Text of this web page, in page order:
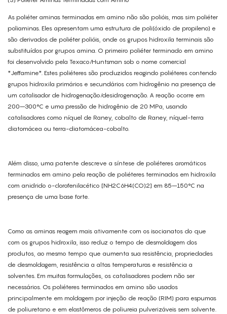
As poliéter aminas terminadas em amino não são polióis, mas sim poliéter
poliaminas. Eles apresentam uma estrutura de poli(óxido de propileno) e
são derivados de poliéter polióis, onde os grupos hidroxila terminais são
substituídos por grupos amina. O primeiro poliéter terminado em amino
foi desenvolvido pela Texaco/Huntsman sob o nome comercial
*Jeffamine*. Estes poliéteres são produzidos reagindo poliéteres contendo
grupos hidroxila primários e secundários com hidrogênio na presença de
um catalisador de hidrogenação/desidrogenação. A reação ocorre em
200–300°C e uma pressão de hidrogênio de 20 MPa, usando
catalisadores como níquel de Raney, cobalto de Raney, níquel-terra
diatomácea ou terra-diatomácea-cobalto.
Além disso, uma patente descreve a síntese de poliéteres aromáticos
terminados em amino pela reação de poliéteres terminados em hidroxila
com anidrido o-clorofenilacético [NH2C6H4(CO)2] em 85–150°C na
presença de uma base forte.
Como as aminas reagem mais ativamente com os isocianatos do que
com os grupos hidroxila, isso reduz o tempo de desmoldagem dos
produtos, ao mesmo tempo que aumenta sua resistência, propriedades
de desmoldagem, resistência a altas temperaturas e resistência a
solventes. Em muitas formulações, os catalisadores podem não ser
necessários. Os poliéteres terminados em amino são usados ​​
principalmente em moldagem por injeção de reação (RIM) para espumas
de poliuretano e em elastômeros de poliureia pulverizáveis ​​sem solvente.